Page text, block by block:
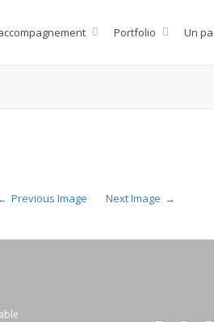
Portfolio Un
Previous Image Next Image